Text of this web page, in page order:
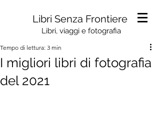
Libri Senza Frontiere
Libri, viaggi e fotografia
I migliori libri di fotografia
del 2021
Tempo di lettura: 3 min